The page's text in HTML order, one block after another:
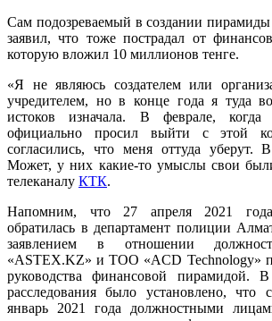
Сам подозреваемый в создании
заявил, что тоже пострадал от
которую вложил 10 миллионов тенге.
«Я не являюсь создателем или
учредителем, но в конце года я туда
истоков изначала. В феврале,
официально просил выйти с этой
согласились, что меня оттуда уберут.
Может, у них какие-то умыслы свои
телеканалу КТК.
Напомним, что 27 апреля 2021
обратилась в департамент полиции
заявлением в отношении
«ASTEX.KZ» и ТОО «ACD Technology»
руководства финансовой пирамидой. В
расследования было установлено, что
январь 2021 года должностными